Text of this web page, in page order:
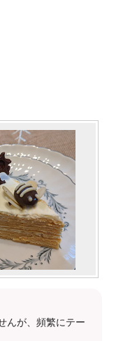
んが、頻繁にテー